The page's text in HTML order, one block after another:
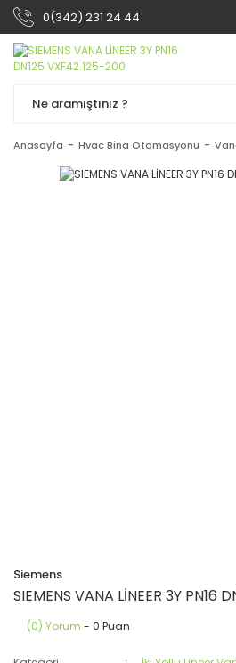
0(342) 231 24 44
Anasayfa Hvac Bina Otomasyonu
Siemens
SIEMENS VANA LİNEER 3Y PN16
(0) Yorum - 0 Puan